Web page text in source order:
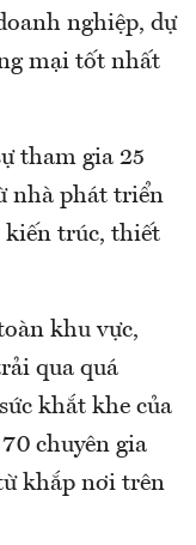
nghiệp, dự
mại tốt nhất
tham gia 25
nhà phát triển
kiến trúc, thiết
khu vực,
qua quá
khắt khe của
chuyên gia
khắp nơi trên